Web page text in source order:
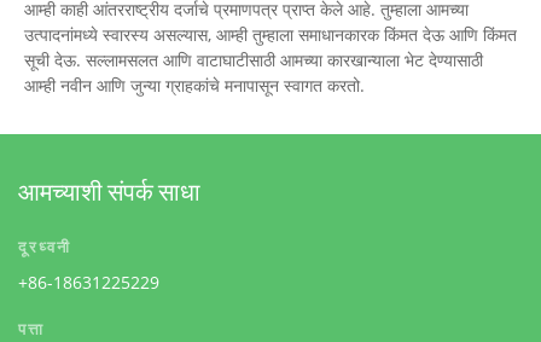
आम्ही काही आंतरराष्ट्रीय दर्जाचे प्रमाणपत्र प्राप्त केले आहे. तुम्हाला आमच्या
उत्पादनांमध्ये स्वारस्य असल्यास, आम्ही तुम्हाला समाधानकारक किंमत देऊ आणि किंमत
सूची देऊ. सल्लामसलत आणि वाटाघाटीसाठी आमच्या कारखान्याला भेट देण्यासाठी
आम्ही नवीन आणि जुन्या ग्राहकांचे मनापासून स्वागत करतो.
आमच्याशी संपर्क साधा
दूरध्वनी
+86-18631225229
पत्ता